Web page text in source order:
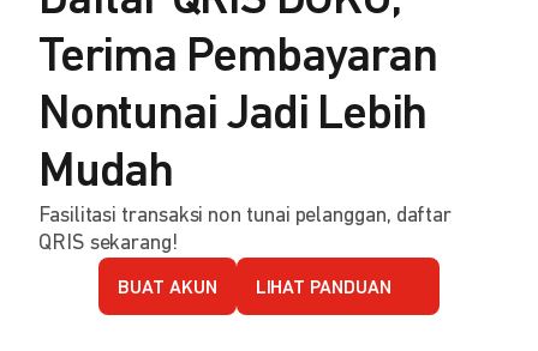
Terima Pembayaran
Nontunai Jadi Lebih
Mudah
Fasilitasi transaksi non tunai pelanggan, daftar
QRIS sekarang!
BUAT AKUN LIHAT PANDUAN